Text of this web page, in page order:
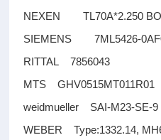
NEXEN TL70A*2.250
SIEMENS 7ML5426-
RITTAL 7856043
MTS GHV0515MT011R01
weidmueller SAI-M23-SE-9
WEBER Type:1332.14,